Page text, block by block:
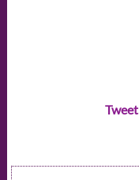
Tweet